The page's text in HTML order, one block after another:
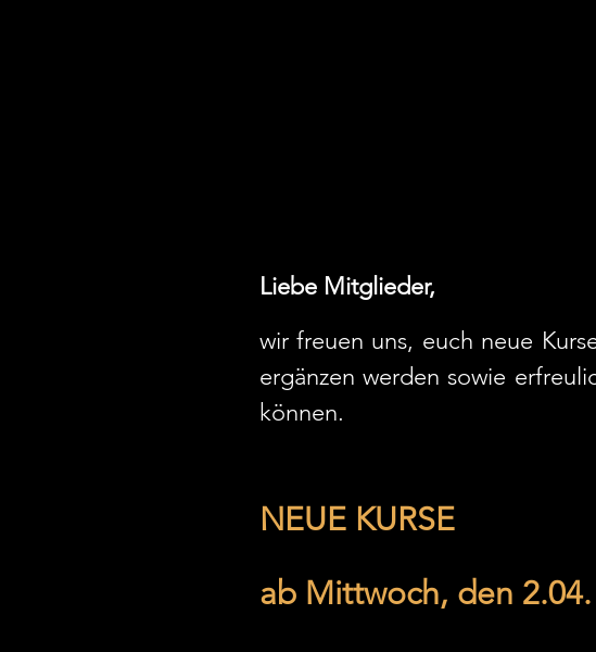
Liebe Mitglieder,
wir freuen uns, euch neue
ergänzen werden sowie
können.
NEUE KURSE
ab Mittwoch, den 2.04.